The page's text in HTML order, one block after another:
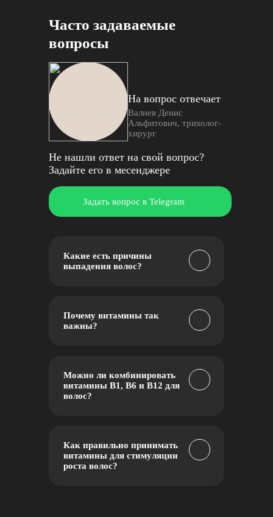
Часто задаваемые
вопросы
На вопрос отвечает
Валиев Денис
Альфитович, трихолог-
хирург
Не нашли ответ на свой вопрос?
Задайте его в месенджере
Какие есть причины
выпадения волос?
Почему витамины так
важны?
Можно ли комбинировать
витамины B1, B6 и B12 для
волос?
Как правильно принимать
витамины для стимуляции
роста волос?